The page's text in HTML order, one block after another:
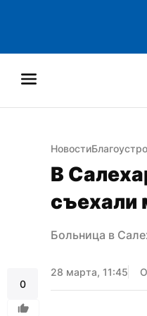
0
Новости
В
съехали
Больница в
28 марта, 11:45